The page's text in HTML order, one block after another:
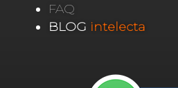
FAQ
BLOG intelecta